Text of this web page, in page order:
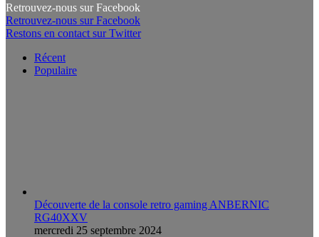
Retrouvez-nous sur Facebook
Retrouvez-nous sur Facebook
Restons en contact sur Twitter
Récent
Populaire
Découverte de la console retro gaming ANBERNIC
RG40XXV
mercredi 25 septembre 2024